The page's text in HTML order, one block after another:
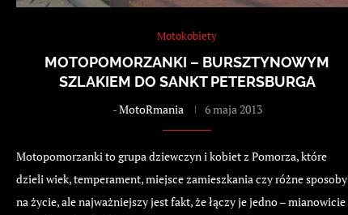
Motokobiety
MOTOPOMORZANKI – BURSZTYNOWYM
SZLAKIEM DO SANKT PETERSBURGA
-MotoRmania 6 maja 2013
Motopomorzanki to grupa dziewczyn i kobiet z Pomorza, które
dzieli wiek, temperament, miejsce zamieszkania czy różne sposoby
na życie, ale najważniejszy jest fakt, że łączy je jedno – mianowicie